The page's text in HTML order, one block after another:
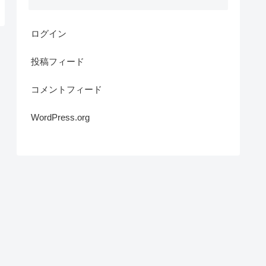
ログイン
投稿フィード
コメントフィード
WordPress.org